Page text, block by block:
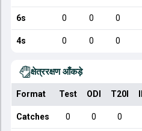
6s 0 0 0
4s 0 0 0
क्षेत्ररक्षण आँकड़े
Format Test ODI T20I
Catches 0 0 0